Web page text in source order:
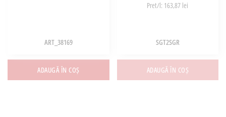
ART_38169
ADAUGĂ ÎN COȘ
Pret/l: 163,87 lei
SGT2SGR
ADAUGĂ ÎN COȘ